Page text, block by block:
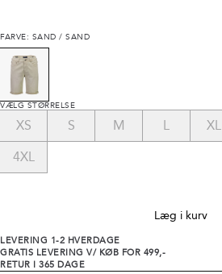
FARVE: SAND / SAND
VÆLG STØRRELSE
XS S M L XL
4XL
Læg i kurv
LEVERING 1-2 HVERDAGE
GRATIS LEVERING V/ KØB FOR 499,-
RETUR I 365 DAGE